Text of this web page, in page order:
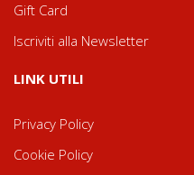
Gift Card
Iscriviti alla Newsletter
LINK UTILI
Privacy Policy
Cookie Policy